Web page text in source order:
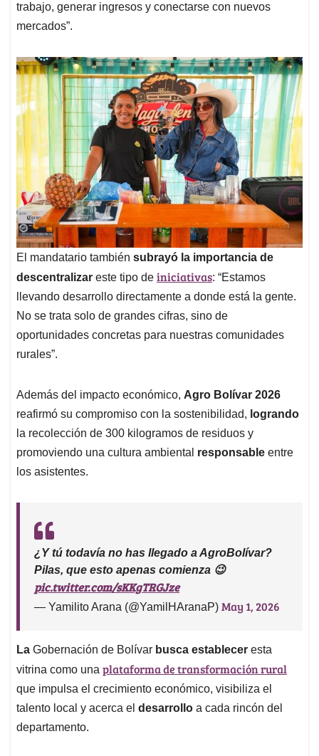
trabajo, generar ingresos y conectarse con nuevos
mercados”.
El mandatario también subrayó la importancia de
descentralizar este tipo de iniciativas: “Estamos
llevando desarrollo directamente a donde está la gente.
No se trata solo de grandes cifras, sino de
oportunidades concretas para nuestras comunidades
rurales”.
Además del impacto económico, Agro Bolívar 2026
reafirmó su compromiso con la sostenibilidad, logrando
la recolección de 300 kilogramos de residuos y
promoviendo una cultura ambiental responsable entre
los asistentes.
¿Y tú todavía no has llegado a AgroBolívar?
Pilas, que esto apenas comienza 😉
pic.twitter.com/sKKgTRGJze
— Yamilito Arana (@YamilHAranaP) May 1, 2026
La Gobernación de Bolívar busca establecer esta
vitrina como una plataforma de transformación rural
que impulsa el crecimiento económico, visibiliza el
talento local y acerca el desarrollo a cada rincón del
departamento.